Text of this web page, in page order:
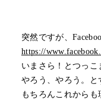
突然ですが、
https://
いまさら！とつっ
やろう、やろう。と
もちろんこれからも